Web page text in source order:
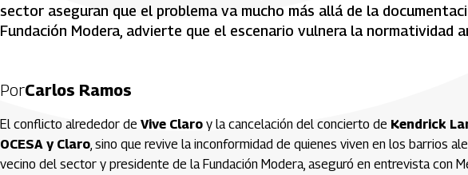
sector aseguran que el problema va mucho más allá de la
Fundación Modera, advierte que el escenario vulnera la normatividad
PorCarlos Ramos
El conflicto alrededor de Vive Claro y la cancelación del concierto de Kendrick
OCESA y Claro, sino que revive la inconformidad de quienes viven en los barrios
vecino del sector y presidente de la Fundación Modera, aseguró en entrevista con